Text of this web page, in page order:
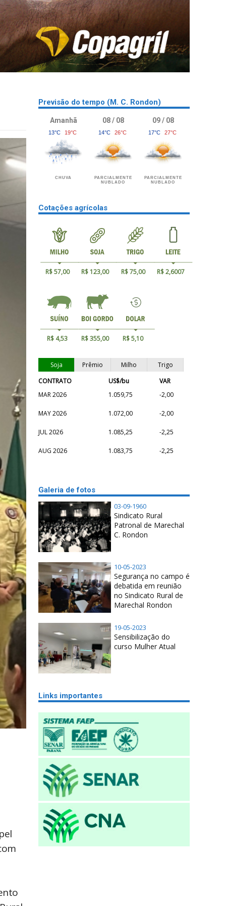
Previsão do tempo (M. C. Rondon)
Amanhã
13°C 19°C
CHUVA
08 / 08
14°C 26°C
PARCIALMENTE
NUBLADO
09 / 08
17°C 27°C
PARCIALMENTE
NUBLADO
Cotações agrícolas
R$ 57,00 R$ 123,00 R$ 75,00 R$ 2,6007
R$ 4,53 R$ 355,00 R$ 5,10
Soja Prêmio Milho
Trigo
CONTRATO
US$/bu
VAR
MAR 2026
1.059,75 -2,00
MAY 2026 1.072,00 -2,00
JUL 2026 1.085,25 -2,25
AUG 2026 1.083,75 -2,25
Galeria de fotos
03-09-1960
Sindicato Rural
Patronal de Marechal
C. Rondon
10-05-2023
Segurança no campo é
debatida em reunião
no Sindicato Rural de
Marechal Rondon
19-05-2023
Sensibilização do
curso Mulher Atual
Links importantes